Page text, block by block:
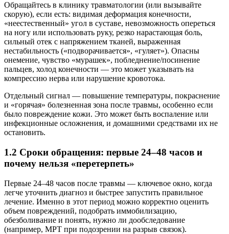
Обращайтесь в клинику травматологии (или вызывайте
скорую), если есть: видимая деформация конечности,
«неестественный» угол в суставе, невозможность опереться
на ногу или использовать руку, резко нарастающая боль,
сильный отек с напряжением тканей, выраженная
нестабильность («подворачивается», «гуляет»). Опасны
онемение, чувство «мурашек», побледнение/посинение
пальцев, холод конечности — это может указывать на
компрессию нерва или нарушение кровотока.
Отдельный сигнал — повышение температуры, покраснение
и «горячая» болезненная зона после травмы, особенно если
было повреждение кожи. Это может быть воспаление или
инфекционные осложнения, и домашними средствами их не
остановить.
1.2 Сроки обращения: первые 24–48 часов и
почему нельзя «перетерпеть»
Первые 24–48 часов после травмы — ключевое окно, когда
легче уточнить диагноз и быстрее запустить правильное
лечение. Именно в этот период можно корректно оценить
объем повреждений, подобрать иммобилизацию,
обезболивание и понять, нужно ли дообследование
(например, МРТ при подозрении на разрыв связок).